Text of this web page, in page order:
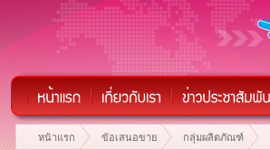
หน้าแรก ข้อเสนอขาย กลุ่มผลิตภัณฑ์